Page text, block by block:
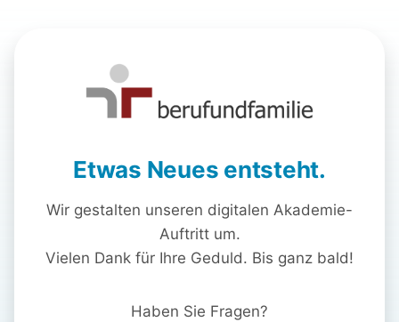
Etwas Neues entsteht.
Wir gestalten unseren digitalen Akademie-
Auftritt um.
Vielen Dank für Ihre Geduld. Bis ganz bald!
Haben Sie Fragen?